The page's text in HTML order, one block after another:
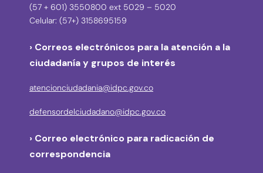
(57 + 601) 3550800 ext 5029 – 5020
Celular: (57+) 3158695159
› Correos electrónicos para la atención a la
ciudadanía y grupos de interés
atencionciudadania@idpc.gov.co
defensordelciudadano@idpc.gov.co
› Correo electrónico para radicación de
correspondencia